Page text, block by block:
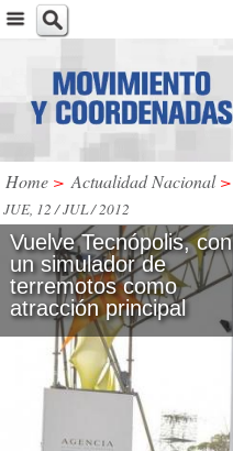
Home > Actualidad Nacional >
JUE, 12 / JUL / 2012
Vuelve Tecnópolis, con
un simulador de
terremotos como
atracción principal